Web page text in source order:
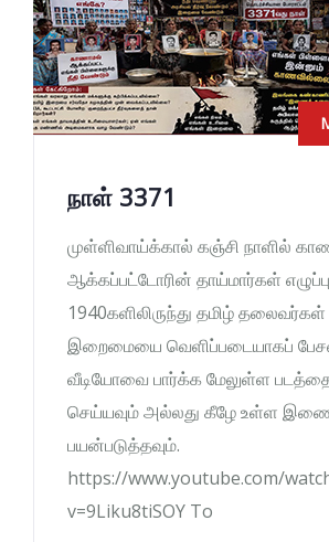
நாள் 3371
முள்ளிவாய்க்கால் கஞ்சி நாளில்
ஆக்கப்பட்டோரின் தாய்மார்கள்
1940களிலிருந்து தமிழ்
இறைமையை வெளிப்படையாகப்
வீடியோவை பார்க்க மேலுள்ள
செய்யவும் அல்லது கீழே உள்ள
பயன்படுத்தவும்.
https://www.youtube.com/
v=9Liku8tiSOY To